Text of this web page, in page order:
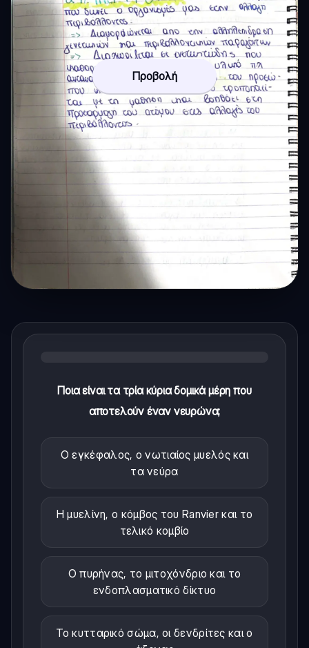
Προβολή
Ποια είναι τα τρία κύρια δομικά μέρη που
αποτελούν έναν νευρώνα;
Ο εγκέφαλος, ο νωτιαίος μυελός και
τα νεύρα
Η μυελίνη, ο κόμβος του Ranvier και το
τελικό κομβίο
Ο πυρήνας, το μιτοχόνδριο και το
ενδοπλασματικό δίκτυο
Το κυτταρικό σώμα, οι δενδρίτες και ο